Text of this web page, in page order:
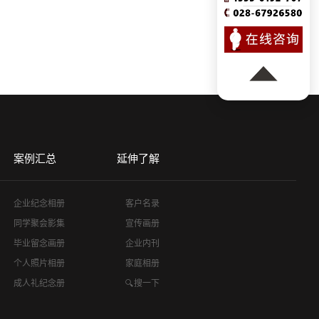
案例汇总
企业纪念相册
同学聚会影集
毕业留念画册
个人照片相册
成人礼纪念册
延伸了解
客户名录
宣传画册
企业内刊
家庭相册
🔍搜一下